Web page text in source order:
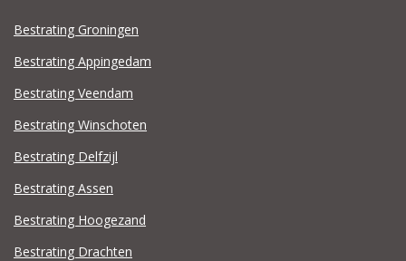
Bestrating Groningen
Bestrating Appingedam
Bestrating Veendam
Bestrating Winschoten
Bestrating Delfzijl
Bestrating Assen
Bestrating Hoogezand
Bestrating Drachten